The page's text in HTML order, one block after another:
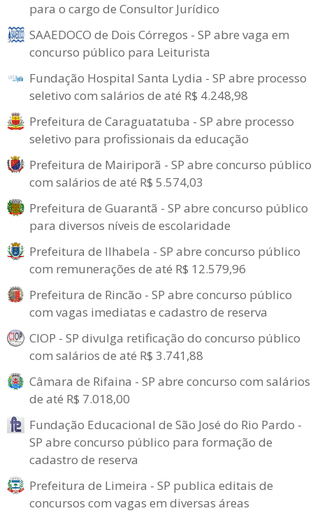
para o cargo de Consultor Jurídico
SAAEDOCO de Dois Córregos - SP abre vaga em
concurso público para Leiturista
Fundação Hospital Santa Lydia - SP abre processo
seletivo com salários de até R$ 4.248,98
Prefeitura de Caraguatatuba - SP abre processo
seletivo para profissionais da educação
Prefeitura de Mairiporã - SP abre concurso público
com salários de até R$ 5.574,03
Prefeitura de Guarantã - SP abre concurso público
para diversos níveis de escolaridade
Prefeitura de Ilhabela - SP abre concurso público
com remunerações de até R$ 12.579,96
Prefeitura de Rincão - SP abre concurso público
com vagas imediatas e cadastro de reserva
CIOP - SP divulga retificação do concurso público
com salários de até R$ 3.741,88
Câmara de Rifaina - SP abre concurso com salários
de até R$ 7.018,00
Fundação Educacional de São José do Rio Pardo -
SP abre concurso público para formação de
cadastro de reserva
Prefeitura de Limeira - SP publica editais de
concursos com vagas em diversas áreas